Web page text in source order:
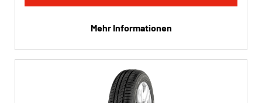
Mehr Informationen